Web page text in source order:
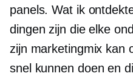
panels. Wat ik
dingen zijn die elke
zijn marketingmix kan
snel kunnen doen en